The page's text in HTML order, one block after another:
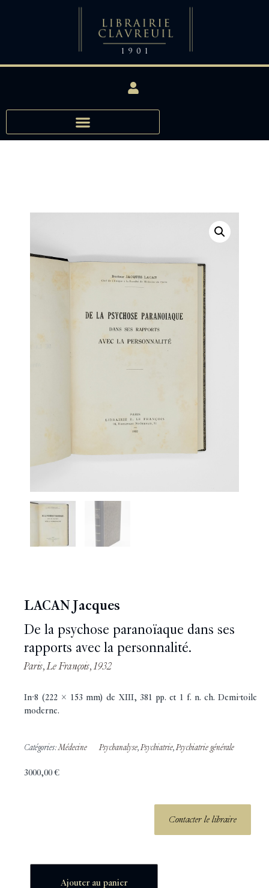
LACAN Jacques
De la psychose paranoïaque dans ses
rapports avec la personnalité.
Paris, Le François, 1932
In-8 (222 x 153 mm) de XIII, 381 pp. et 1 f. n. ch. Demi-toile
moderne.
Catégories:Médecine Psychanalyse,Psychiatrie,Psychiatrie générale
3000,00€
Contacter le libraire
Ajouter au panier